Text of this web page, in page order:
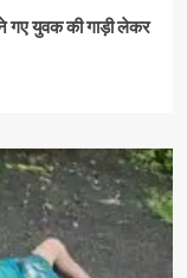
गए युवक की गाड़ी लेकर